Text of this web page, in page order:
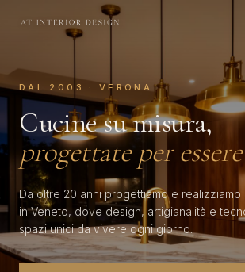
DAL 2003 · VERONA
Cucine su misura,
progettate per
Da oltre 20 anni progettiamo e realizziamo
in Veneto, dove design, artigianalità e
spazi unici da vivere ogni giorno.